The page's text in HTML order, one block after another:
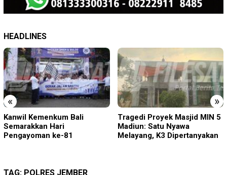
HEADLINES
« »
Tragedi Proyek Masjid MIN 5
Madiun: Satu Nyawa
Melayang, K3 Dipertanyakan
KA BIAS Terhenti, Lima KA
Ikut Terdampak, KAI Daop 7
Gerak Cepat Pulihkan
TAG: POLRES JEMBER